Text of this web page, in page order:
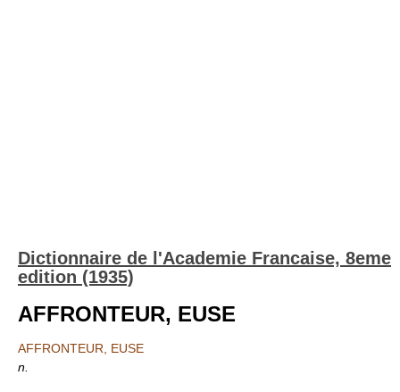
Dictionnaire de l'Academie Francaise, 8eme
edition (1935)
AFFRONTEUR, EUSE
AFFRONTEUR, EUSE
n.